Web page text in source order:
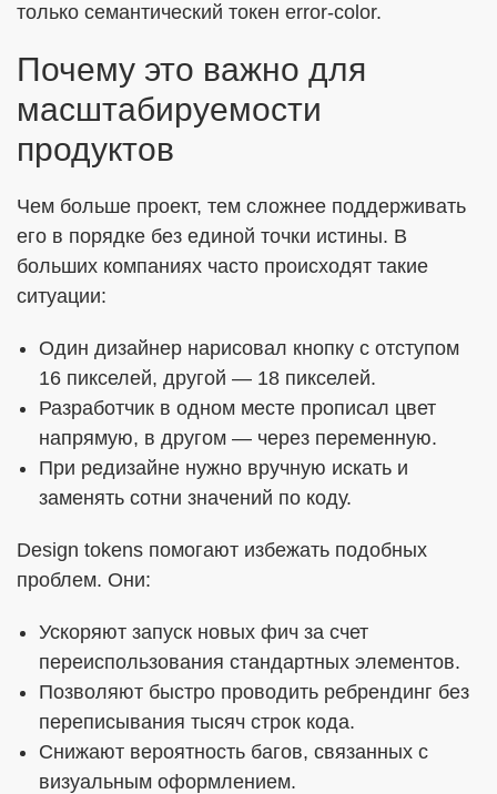
только семантический токен error-color.
Почему это важно для
масштабируемости
продуктов
Чем больше проект, тем сложнее поддерживать
его в порядке без единой точки истины. В
больших компаниях часто происходят такие
ситуации:
Один дизайнер нарисовал кнопку с отступом
16 пикселей, другой — 18 пикселей.
Разработчик в одном месте прописал цвет
напрямую, в другом — через переменную.
При редизайне нужно вручную искать и
заменять сотни значений по коду.
Design tokens помогают избежать подобных
проблем. Они:
Ускоряют запуск новых фич за счет
переиспользования стандартных элементов.
Позволяют быстро проводить ребрендинг без
переписывания тысяч строк кода.
Снижают вероятность багов, связанных с
визуальным оформлением.